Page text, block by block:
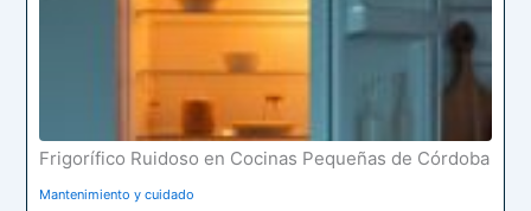
Frigorífico Ruidoso en Cocinas Pequeñas de Córdoba
Mantenimiento y cuidado